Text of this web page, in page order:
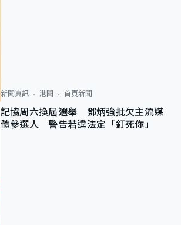
新聞資訊 港聞 首頁新聞
記協周六換屆選舉 鄧炳強批欠主流媒
體參選人 警告若違法定「釘死你」